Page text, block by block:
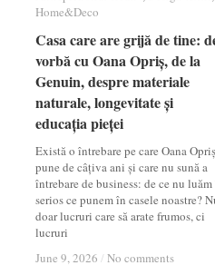
Home&Deco
Casa care are grijă de tine:
vorbă cu Oana Opriș, de la
Genuin, despre materiale
naturale, longevitate și
educația pieței
Există o întrebare pe care Oana
pune de câțiva ani și care nu sună a
întrebare de business: de ce nu
serios ce punem în casele noastre?
doar lucruri care să arate frumos, ci
lucruri
June 9, 2026 / No comments
Home&Deco
Casa care are grijă de tine:
vorbă cu Oana Opriș, de la
Genuin, despre materiale
naturale, longevitate și
educația pieței
June 9, 2026 / No comments